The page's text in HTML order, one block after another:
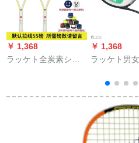
￥ 1,368
ラッケト全炭素シン
ラッケト2本に蛍光黄
￥ 1,368
ラッケト男女
ンカバーシ
体炭素繊維
ラックシル
レゼントし